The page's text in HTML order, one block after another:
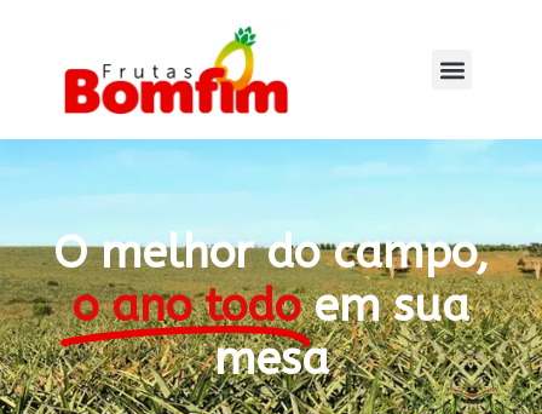
O melhor do campo,
o ano todo em sua
mesa